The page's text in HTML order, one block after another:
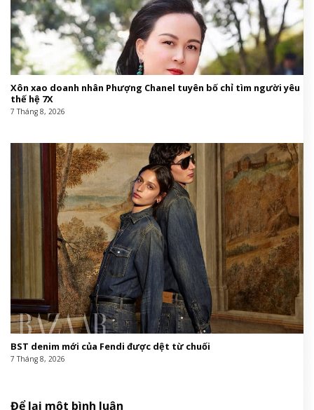
Xôn xao doanh nhân Phượng Chanel tuyên bố chỉ tìm người yêu
thế hệ 7X
7 Tháng 8, 2026
BST denim mới của Fendi được dệt từ chuối
7 Tháng 8, 2026
Để lại một bình luận